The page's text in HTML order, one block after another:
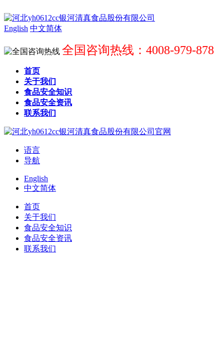
English 中文简体
全国咨询热线：4008-979-878
首页
关于我们
食品安全知识
食品安全资讯
联系我们
语言
导航
English
中文简体
首页
关于我们
食品安全知识
食品安全资讯
联系我们